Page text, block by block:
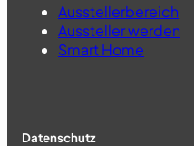
Ausstellerbereich
Aussteller werden
Smart Home
Datenschutz